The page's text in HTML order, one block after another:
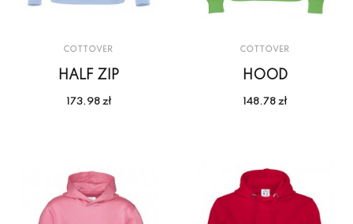
COTTOVER
HALF ZIP
173.98 zł
COTTOVER
HOOD
148.78 zł